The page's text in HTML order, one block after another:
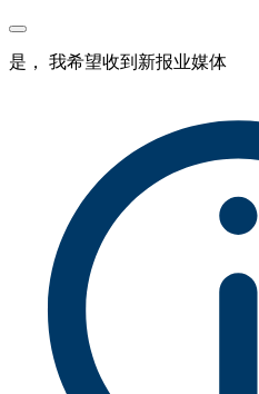
是， 我希望收到新报业媒体